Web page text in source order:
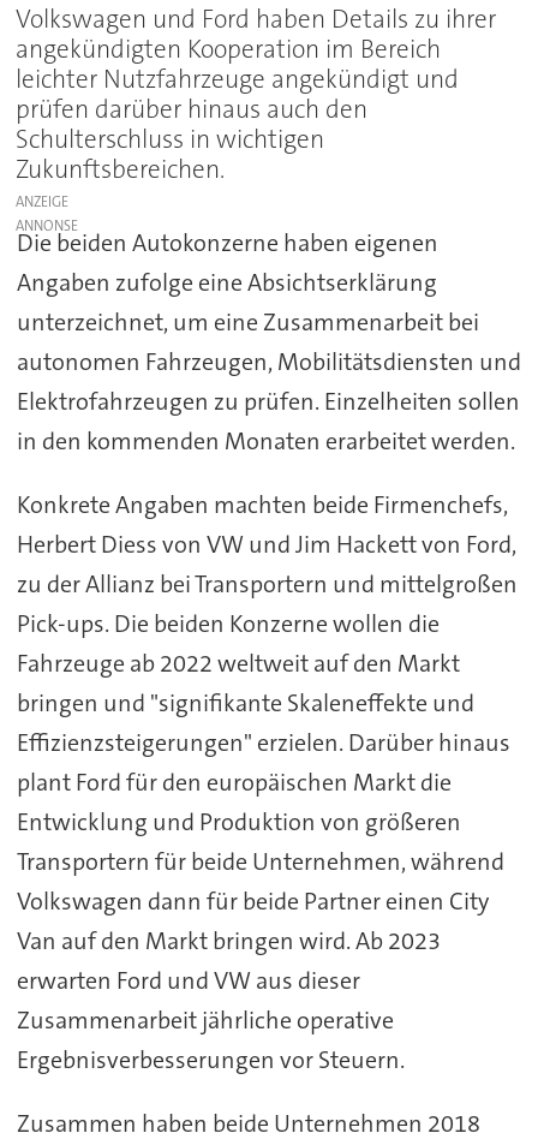
Volkswagen und Ford haben Details zu ihrer
angekündigten Kooperation im Bereich
leichter Nutzfahrzeuge angekündigt und
prüfen darüber hinaus auch den
Schulterschluss in wichtigen
Zukunftsbereichen.
ANZEIGE
Die beiden Autokonzerne haben eigenen
Angaben zufolge eine Absichtserklärung
unterzeichnet, um eine Zusammenarbeit bei
autonomen Fahrzeugen, Mobilitätsdiensten und
Elektrofahrzeugen zu prüfen. Einzelheiten sollen
in den kommenden Monaten erarbeitet werden.
Konkrete Angaben machten beide Firmenchefs,
Herbert Diess von VW und Jim Hackett von Ford,
zu der Allianz bei Transportern und mittelgroßen
Pick-ups. Die beiden Konzerne wollen die
Fahrzeuge ab 2022 weltweit auf den Markt
bringen und "signifikante Skaleneffekte und
Effizienzsteigerungen" erzielen. Darüber hinaus
plant Ford für den europäischen Markt die
Entwicklung und Produktion von größeren
Transportern für beide Unternehmen, während
Volkswagen dann für beide Partner einen City
Van auf den Markt bringen wird. Ab 2023
erwarten Ford und VW aus dieser
Zusammenarbeit jährliche operative
Ergebnisverbesserungen vor Steuern.
Zusammen haben beide Unternehmen 2018